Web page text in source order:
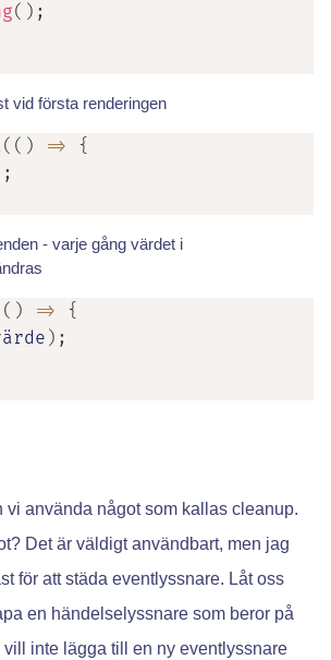
( ) ;
vid första renderingen
( ( ) =>
{
;
- varje gång värdet i
( ) =>
{
) ;
vi använda något som kallas cleanup.
Det är väldigt användbart, men jag
för att städa eventlyssnare. Låt oss
en händelselyssnare som beror på
inte lägga till en ny eventlyssnare